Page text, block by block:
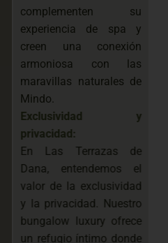
complementen su
experiencia de spa y
creen una conexión
armoniosa con las
maravillas naturales de
Mindo.
Exclusividad y
privacidad:
En Las Terrazas de
Dana, entendemos el
valor de la exclusividad
y la privacidad. Nuestro
bungalow luxury ofrece
un refugio íntimo donde